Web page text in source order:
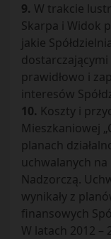
9. W trakcie
Skarpa i Widok
jakie
prawidłowo i
interesów
10. Koszty i
Mieszkaniowej
planach
uchwalanych
Nadzorczą.
wynikały z
finansowych
W latach 2012 –